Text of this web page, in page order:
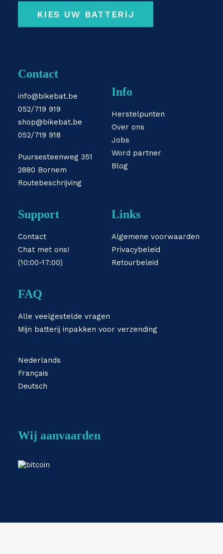
KIES UW BATTERIJ
Contact
info@bikebat.be
052/719 919
shop@bikebat.be
052/719 918
Puursesteenweg 351
2880 Bornem
Routebeschrijving
Info
Herstelpunten
Over ons
Jobs
Word partner
Blog
Support
Contact
Chat met ons!
(10:00-17:00)
Links
Algemene voorwaarden
Privacybeleid
Retourbeleid
FAQ
Alle veelgestelde vragen
Mijn batterij inpakken voor verzending
Nederlands
Français
Deutsch
Wij aanvaarden